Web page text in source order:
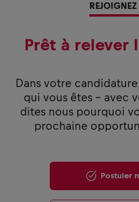
Prêt à relever
Dans votre
qui vous êtes - avec
dites nous pourquoi
prochaine
Postuler